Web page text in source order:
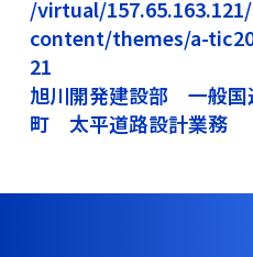
/virtual/
content/themes/a-
21
旭川開発建設部 一般
町 太平道路設計業務